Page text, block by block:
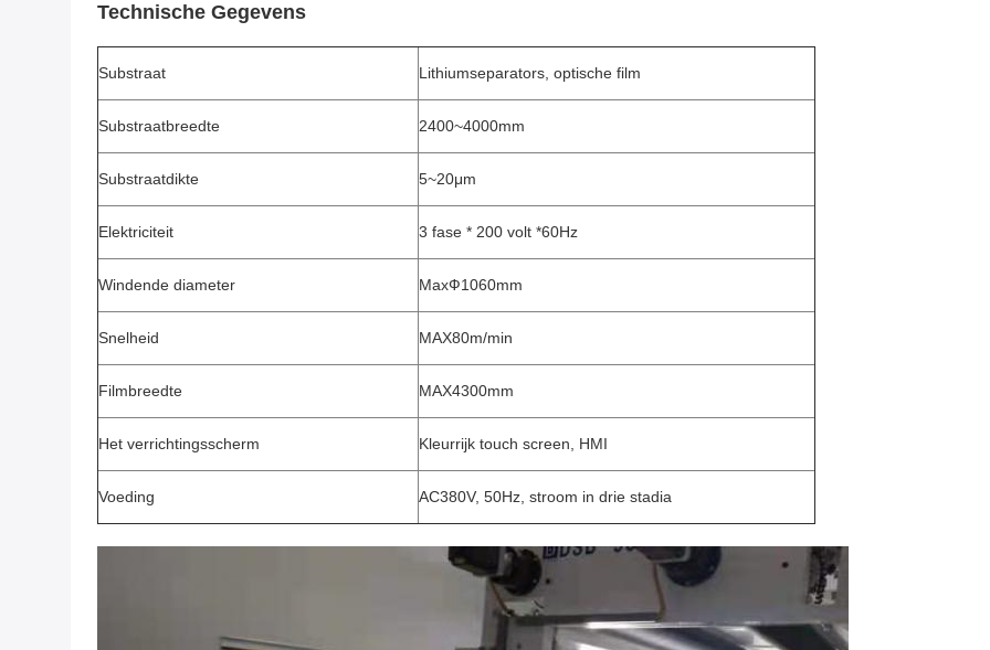
Technische Gegevens
Substraat Lithiumseparators, optische film
Substraatbreedte 2400~4000mm
Substraatdikte 5~20μm
Elektriciteit 3 fase * 200 volt *60Hz
Windende diameter MaxФ1060mm
Snelheid MAX80m/min
Filmbreedte MAX4300mm
Het verrichtingsscherm Kleurrijk touch screen, HMI
Voeding AC380V, 50Hz, stroom in drie stadia